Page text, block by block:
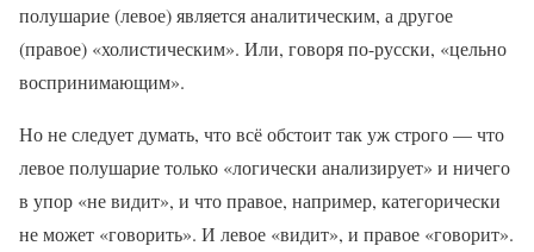
полушарие (левое) является аналитическим, а другое
(правое) «холистическим». Или, говоря по-русски, «цельно
воспринимающим».
Но не следует думать, что всё обстоит так уж строго — что
левое полушарие только «логически анализирует» и ничего
в упор «не видит», и что правое, например, категорически
не может «говорить». И левое «видит», и правое «говорит».